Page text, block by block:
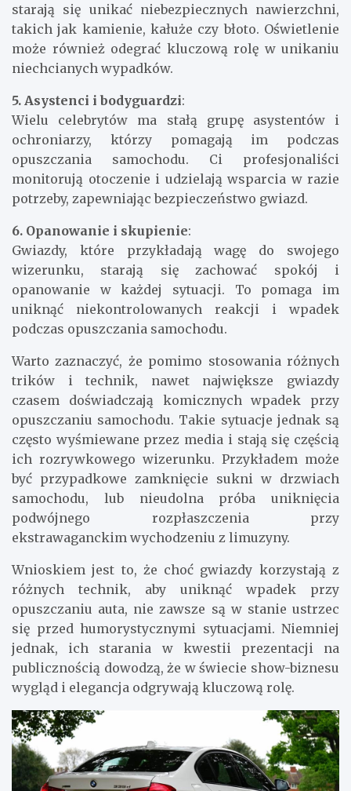
starają się unikać niebezpiecznych nawierzchni,
takich jak kamienie, kałuże czy błoto. Oświetlenie
może również odegrać kluczową rolę w unikaniu
niechcianych wypadków.
5. Asystenci i bodyguardzi:
Wielu celebrytów ma stałą grupę asystentów i
ochroniarzy, którzy pomagają im podczas
opuszczania samochodu. Ci profesjonaliści
monitorują otoczenie i udzielają wsparcia w razie
potrzeby, zapewniając bezpieczeństwo gwiazd.
6. Opanowanie i skupienie:
Gwiazdy, które przykładają wagę do swojego
wizerunku, starają się zachować spokój i
opanowanie w każdej sytuacji. To pomaga im
uniknąć niekontrolowanych reakcji i wpadek
podczas opuszczania samochodu.
Warto zaznaczyć, że pomimo stosowania różnych
trików i technik, nawet największe gwiazdy
czasem doświadczają komicznych wpadek przy
opuszczaniu samochodu. Takie sytuacje jednak są
często wyśmiewane przez media i stają się częścią
ich rozrywkowego wizerunku. Przykładem może
być przypadkowe zamknięcie sukni w drzwiach
samochodu, lub nieudolna próba uniknięcia
podwójnego rozpłaszczenia przy
ekstrawaganckim wychodzeniu z limuzyny.
Wnioskiem jest to, że choć gwiazdy korzystają z
różnych technik, aby uniknąć wpadek przy
opuszczaniu auta, nie zawsze są w stanie ustrzec
się przed humorystycznymi sytuacjami. Niemniej
jednak, ich starania w kwestii prezentacji na
publicznością dowodzą, że w świecie show-biznesu
wygląd i elegancja odgrywają kluczową rolę.